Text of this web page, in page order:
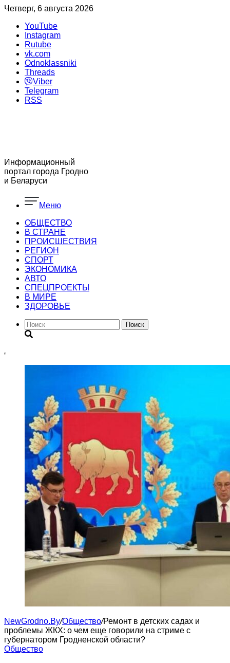
Четверг, 6 августа 2026
YouTube
Instagram
Rutube
vk.com
Odnoklassniki
Threads
Viber
Telegram
RSS
Информационный
портал города Гродно
и Беларуси
Меню
ОБЩЕСТВО
В СТРАНЕ
ПРОИСШЕСТВИЯ
РЕГИОН
CПОРТ
ЭКОНОМИКА
АВТО
СПЕЦПРОЕКТЫ
В МИРЕ
ЗДОРОВЬЕ
Поиск
NewGrodno.By/Общество/Ремонт в детских садах и
проблемы ЖКХ: о чем еще говорили на стриме с
губернатором Гродненской области?
Общество